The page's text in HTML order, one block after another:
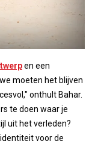
en een
moeten het blijven
onthult Bahar.
te doen waar je
uit het verleden?
voor de